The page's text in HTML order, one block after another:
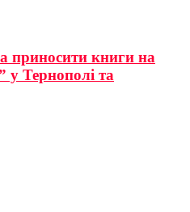
приносити книги на
Тернополі та